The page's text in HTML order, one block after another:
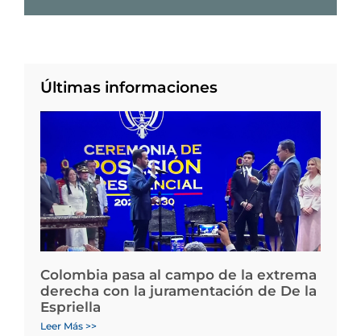
Últimas informaciones
Colombia pasa al campo de la extrema
derecha con la juramentación de De la
Espriella
Leer Más >>